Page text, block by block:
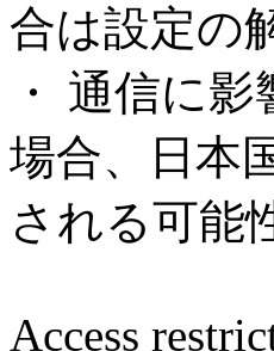
合は設定の
・ 通信に
場合、日本
される可能
Access